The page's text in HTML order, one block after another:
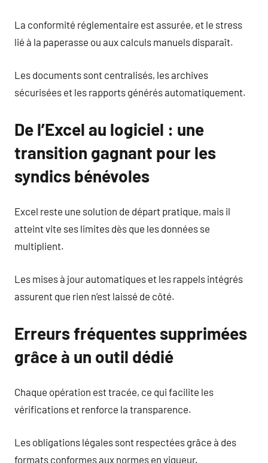
La conformité réglementaire est assurée, et le stress
lié à la paperasse ou aux calculs manuels disparaît.
Les documents sont centralisés, les archives
sécurisées et les rapports générés automatiquement.
De l’Excel au logiciel : une
transition gagnant pour les
syndics bénévoles
Excel reste une solution de départ pratique, mais il
atteint vite ses limites dès que les données se
multiplient.
Les mises à jour automatiques et les rappels intégrés
assurent que rien n’est laissé de côté.
Erreurs fréquentes supprimées
grâce à un outil dédié
Chaque opération est tracée, ce qui facilite les
vérifications et renforce la transparence.
Les obligations légales sont respectées grâce à des
formats conformes aux normes en vigueur.